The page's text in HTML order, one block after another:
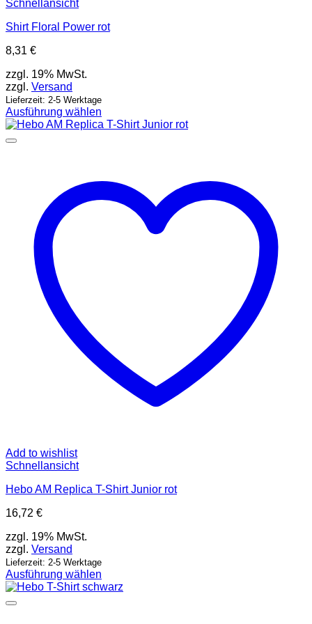
Schnellansicht
Shirt Floral Power rot
8,31 €
zzgl. 19% MwSt.
zzgl. Versand
Lieferzeit: 2-5 Werktage
Ausführung wählen
Dieses
Produkt
Optionen
können
Produktseite
gewählt
werden
Add to wishlist
Schnellansicht
Hebo AM Replica T-Shirt Junior rot
16,72 €
zzgl. 19% MwSt.
zzgl. Versand
Lieferzeit: 2-5 Werktage
Ausführung wählen
Dieses
Produkt